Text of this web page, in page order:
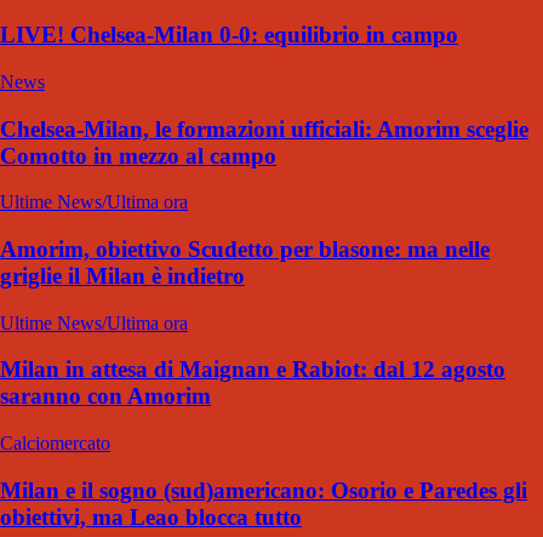
LIVE! Chelsea-Milan 0-0: equilibrio in campo
News
Chelsea-Milan, le formazioni ufficiali: Amorim sceglie
Comotto in mezzo al campo
Ultime News/Ultima ora
Amorim, obiettivo Scudetto per blasone: ma nelle
griglie il Milan è indietro
Ultime News/Ultima ora
Milan in attesa di Maignan e Rabiot: dal 12 agosto
saranno con Amorim
Calciomercato
Milan e il sogno (sud)americano: Osorio e Paredes gli
obiettivi, ma Leao blocca tutto